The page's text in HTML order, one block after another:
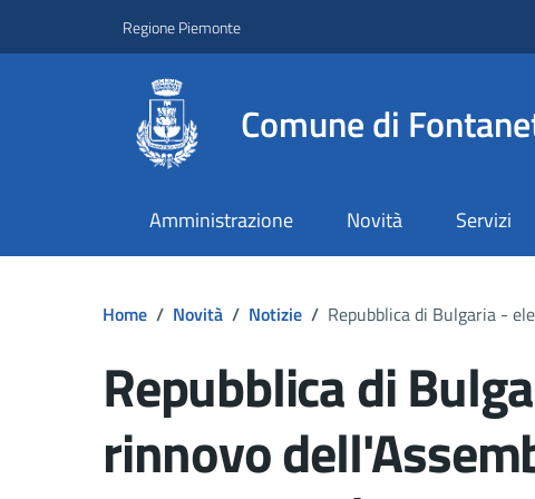
Regione Piemonte
Comune di
Amministrazione Novità Servizi
Home / Novità / Notizie / Repubblica di Bulgaria -
Repubblica di
rinnovo